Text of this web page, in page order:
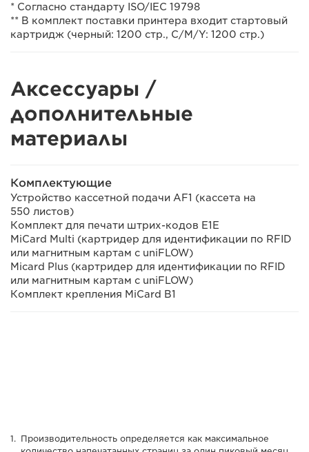
* Согласно стандарту ISO/IEC 19798
** В комплект поставки принтера входит стартовый
картридж (черный: 1200 стр., C/M/Y: 1200 стр.)
Аксессуары /
дополнительные
материалы
Комплектующие
Устройство кассетной подачи AF1 (кассета на
550 листов)
Комплект для печати штрих-кодов E1E
MiCard Multi (картридер для идентификации по RFID
или магнитным картам с uniFLOW)
Micard Plus (картридер для идентификации по RFID
или магнитным картам с uniFLOW)
Комплект крепления MiCard B1
Производительность определяется как максимальное